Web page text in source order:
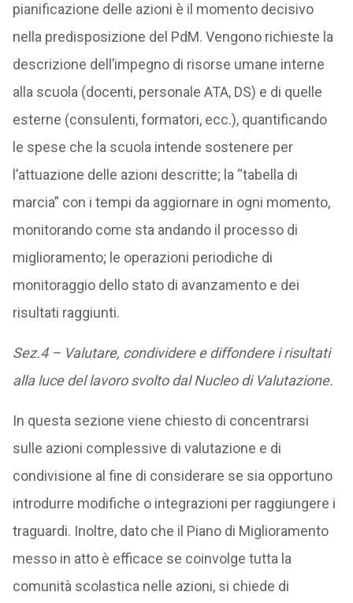
pianificazione delle azioni è il momento decisivo
nella predisposizione del PdM. Vengono richieste la
descrizione dell’impegno di risorse umane interne
alla scuola (docenti, personale ATA, DS) e di quelle
esterne (consulenti, formatori, ecc.), quantificando
le spese che la scuola intende sostenere per
l’attuazione delle azioni descritte; la “tabella di
marcia” con i tempi da aggiornare in ogni momento,
monitorando come sta andando il processo di
miglioramento; le operazioni periodiche di
monitoraggio dello stato di avanzamento e dei
risultati raggiunti.
Sez.4 – Valutare, condividere e diffondere i risultati
alla luce del lavoro svolto dal Nucleo di Valutazione.
In questa sezione viene chiesto di concentrarsi
sulle azioni complessive di valutazione e di
condivisione al fine di considerare se sia opportuno
introdurre modifiche o integrazioni per raggiungere i
traguardi. Inoltre, dato che il Piano di Miglioramento
messo in atto è efficace se coinvolge tutta la
comunità scolastica nelle azioni, si chiede di